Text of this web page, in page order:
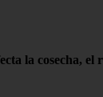
la cosecha, el